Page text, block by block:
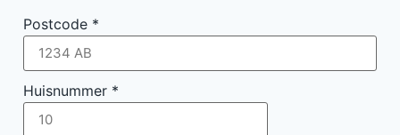
Postcode *
Huisnummer *